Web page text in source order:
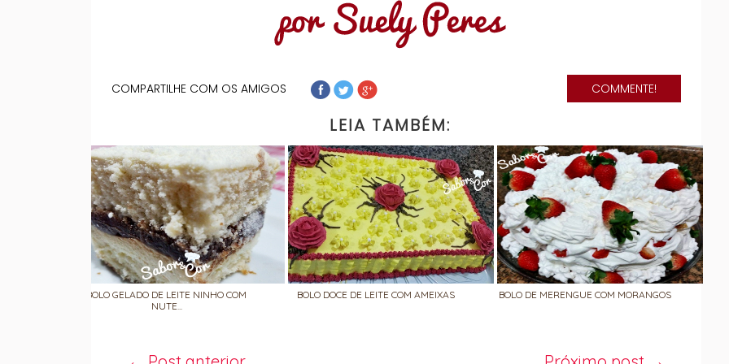
COMMENTE!
COMPARTILHE COM OS AMIGOS
LEIA TAMBÉM:
BOLO GELADO DE LEITE NINHO COM
NUTE...
BOLO DOCE DE LEITE COM AMEIXAS BOLO DE MERENGUE COM MORANGOS